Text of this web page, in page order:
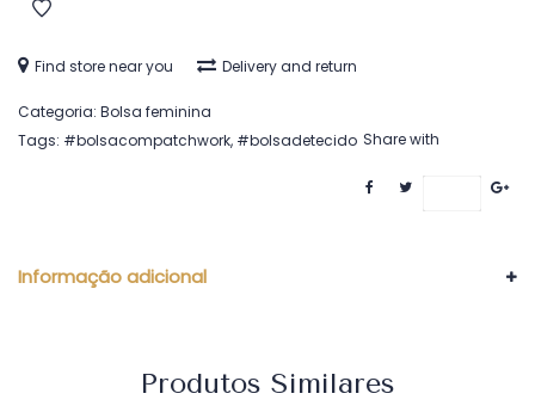
Find store near you Delivery and return
Categoria: Bolsa feminina
Tags: #bolsacompatchwork, #bolsadetecido Share with
Informação adicional
Produtos Similares